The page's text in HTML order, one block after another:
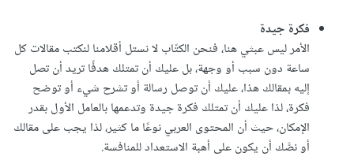
فكرة جيدة
الأمر ليس عبثي هنا، فنحن الكتّاب لا نستل أقلامنا لنكتب مقالات كل
ساعة دون سبب أو وجهة، بل عليك أن تمتلك هدفًا تريد أن تصل
إليه بمقالك هذا، عليك أن توصل رسالة أو تشرح شيء أو توضح
فكرة، لذا عليك أن تمتلك فكرة جيدة وتدعمها بالعامل الأول بقدر
الإمكان، حيث أن المحتوى العربي نوعًا ما كثير، لذا يجب على مقالك
أو نصَّك أن يكون على أهبة الاستعداد للمنافسة.